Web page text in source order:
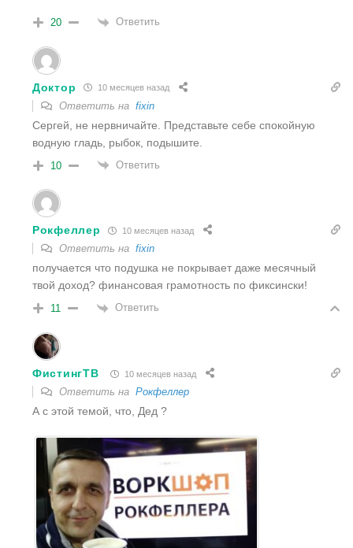
20 Ответить
Доктор 10 месяцев назад
Ответить на fixin
Сергей, не нервничайте. Представьте себе спокойную
водную гладь, рыбок, подышите.
10 Ответить
Рокфеллер 10 месяцев назад
Ответить на fixin
получается что подушка не покрывает даже месячный
твой доход? финансовая грамотность по фиксински!
11 Ответить
ФистингТВ 10 месяцев назад
Ответить на Рокфеллер
А с этой темой, что, Дед ?